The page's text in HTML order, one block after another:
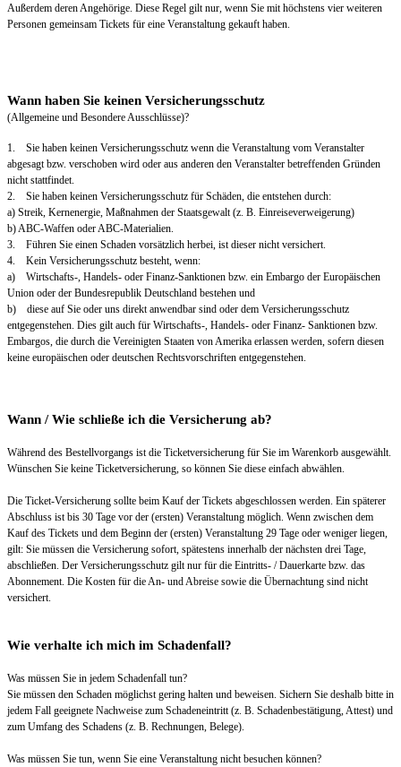
Außerdem deren Angehörige. Diese Regel gilt nur, wenn Sie mit höchstens vier weiteren
Personen gemeinsam Tickets für eine Veranstaltung gekauft haben.
Wann haben Sie keinen Versicherungsschutz
(Allgemeine und Besondere Ausschlüsse)?
1. Sie haben keinen Versicherungsschutz wenn die Veranstaltung vom Veranstalter
abgesagt bzw. verschoben wird oder aus anderen den Veranstalter betreffenden Gründen
nicht stattfindet.
2. Sie haben keinen Versicherungsschutz für Schäden, die entstehen durch:
a) Streik, Kernenergie, Maßnahmen der Staatsgewalt (z. B. Einreiseverweigerung)
b) ABC-Waffen oder ABC-Materialien.
3. Führen Sie einen Schaden vorsätzlich herbei, ist dieser nicht versichert.
4. Kein Versicherungsschutz besteht, wenn:
a) Wirtschafts-, Handels- oder Finanz-Sanktionen bzw. ein Embargo der Europäischen
Union oder der Bundesrepublik Deutschland bestehen und
b) diese auf Sie oder uns direkt anwendbar sind oder dem Versicherungsschutz
entgegenstehen. Dies gilt auch für Wirtschafts-, Handels- oder Finanz- Sanktionen bzw.
Embargos, die durch die Vereinigten Staaten von Amerika erlassen werden, sofern diesen
keine europäischen oder deutschen Rechtsvorschriften entgegenstehen.
Wann / Wie schließe ich die Versicherung ab?
Während des Bestellvorgangs ist die Ticketversicherung für Sie im Warenkorb ausgewählt.
Wünschen Sie keine Ticketversicherung, so können Sie diese einfach abwählen.
Die Ticket-Versicherung sollte beim Kauf der Tickets abgeschlossen werden. Ein späterer
Abschluss ist bis 30 Tage vor der (ersten) Veranstaltung möglich. Wenn zwischen dem
Kauf des Tickets und dem Beginn der (ersten) Veranstaltung 29 Tage oder weniger liegen,
gilt: Sie müssen die Versicherung sofort, spätestens innerhalb der nächsten drei Tage,
abschließen. Der Versicherungsschutz gilt nur für die Eintritts- / Dauerkarte bzw. das
Abonnement. Die Kosten für die An- und Abreise sowie die Übernachtung sind nicht
versichert.
Wie verhalte ich mich im Schadenfall?
Was müssen Sie in jedem Schadenfall tun?
Sie müssen den Schaden möglichst gering halten und beweisen. Sichern Sie deshalb bitte in
jedem Fall geeignete Nachweise zum Schadeneintritt (z. B. Schadenbestätigung, Attest) und
zum Umfang des Schadens (z. B. Rechnungen, Belege).
Was müssen Sie tun, wenn Sie eine Veranstaltung nicht besuchen können?